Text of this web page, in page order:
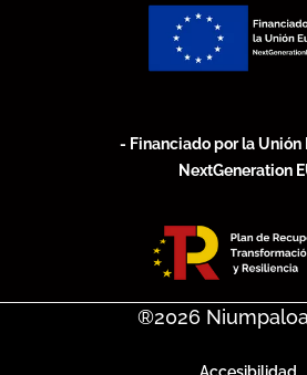
- Financiado por la Unión
NextGeneration
®2026